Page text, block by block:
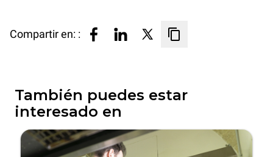
Compartir en: :
También puedes estar
interesado en